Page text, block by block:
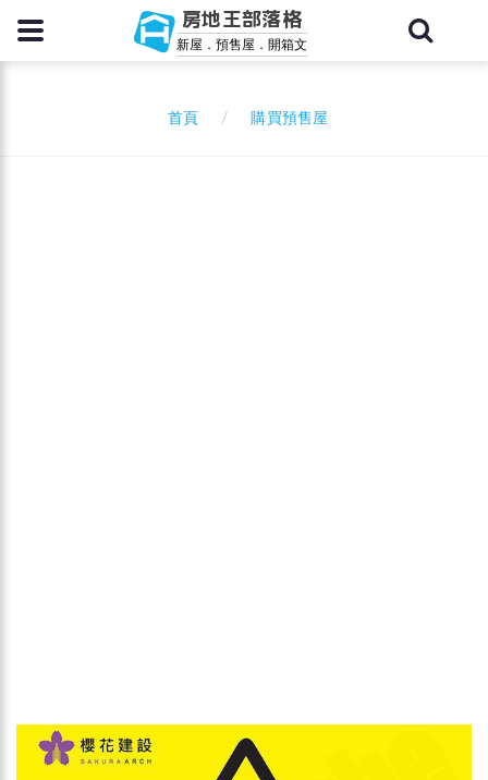
房地王部落格
新屋．預售屋．開箱文
首頁 購買預售屋